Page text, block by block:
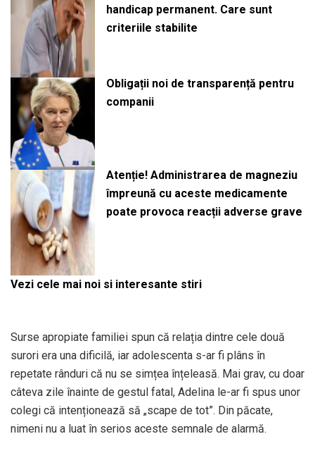
handicap permanent. Care sunt
criteriile stabilite
Obligații noi de transparență pentru
companii
Atenție! Administrarea de magneziu
împreună cu aceste medicamente
poate provoca reacții adverse grave
Vezi cele mai noi si interesante stiri
Surse apropiate familiei spun că relația dintre cele două
surori era una dificilă, iar adolescenta s-ar fi plâns în
repetate rânduri că nu se simțea înțeleasă. Mai grav, cu doar
câteva zile înainte de gestul fatal, Adelina le-ar fi spus unor
colegi că intenționează să „scape de tot”. Din păcate,
nimeni nu a luat în serios aceste semnale de alarmă.